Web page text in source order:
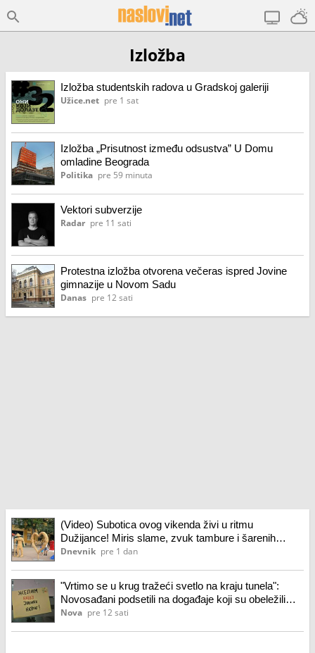
Izložba
Izložba studentskih radova u Gradskoj galeriji
Užice.net pre 1 sat
Izložba „Prisutnost između odsustva” U Domu
omladine Beograda
Politika pre 59 minuta
Vektori subverzije
Radar pre 11 sati
Protestna izložba otvorena večeras ispred Jovine
gimnazije u Novom Sadu
Danas pre 12 sati
(Video) Subotica ovog vikenda živi u ritmu
Dužijance! Miris slame, zvuk tambure i šarenih
nošnji, a stiže i svečana povorka
Dnevnik pre 1 dan
"Vrtimo se u krug tražeći svetlo na kraju tunela":
Novosađani podsetili na događaje koji su obeležili
poslednje dve godine u Jovinoj gimnaziji
Nova pre 12 sati